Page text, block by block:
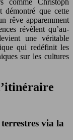
démontré que cette
rêve apparemment
révèlent qu’au-
une véritable
qui redéfinit les
sur les cultures
via la